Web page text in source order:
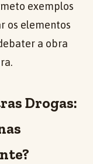
exemplos
os elementos
a obra
Drogas: